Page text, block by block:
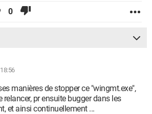
0
manières de stopper ce "wingmt.exe",
pr ensuite bugger dans les
et ainsi continuellement ...